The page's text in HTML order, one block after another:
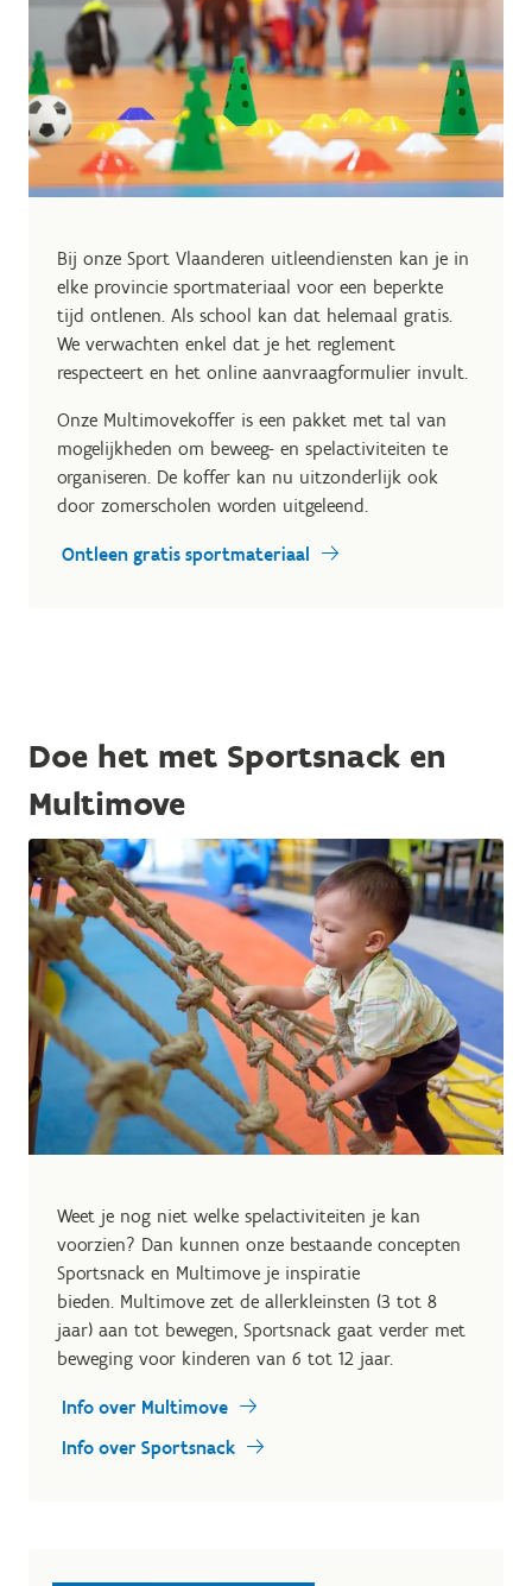
Bij onze Sport Vlaanderen uitleendiensten kan je in
elke provincie sportmateriaal voor een beperkte
tijd ontlenen. Als school kan dat helemaal gratis.
We verwachten enkel dat je het reglement
respecteert en het online aanvraagformulier invult.
Onze Multimovekoffer is een pakket met tal van
mogelijkheden om beweeg- en spelactiviteiten te
organiseren. De koffer kan nu uitzonderlijk ook
door zomerscholen worden uitgeleend.
Ontleen gratis sportmateriaal
Doe het met Sportsnack en
Multimove
Weet je nog niet welke spelactiviteiten je kan
voorzien? Dan kunnen onze bestaande concepten
Sportsnack en Multimove je inspiratie
bieden. Multimove zet de allerkleinsten (3 tot 8
jaar) aan tot bewegen, Sportsnack gaat verder met
beweging voor kinderen van 6 tot 12 jaar.
Info over Multimove
Info over Sportsnack